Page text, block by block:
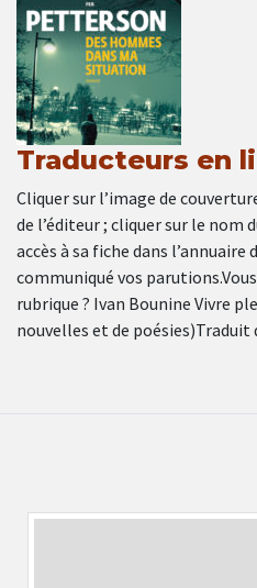
Traducteurs en
Cliquer sur l’image de
de l’éditeur ; cliquer sur le nom
accès à sa fiche dans l’annuaire
communiqué vos
rubrique ? Ivan Bounine Vivre
nouvelles et de